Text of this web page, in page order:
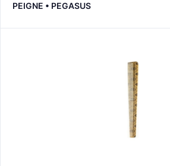
PEIGNE • PEGASUS